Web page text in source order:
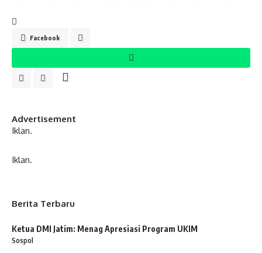
Facebook
Advertisement
Iklan.
Iklan.
Berita Terbaru
Ketua DMI Jatim: Menag Apresiasi Program UKIM
Sospol